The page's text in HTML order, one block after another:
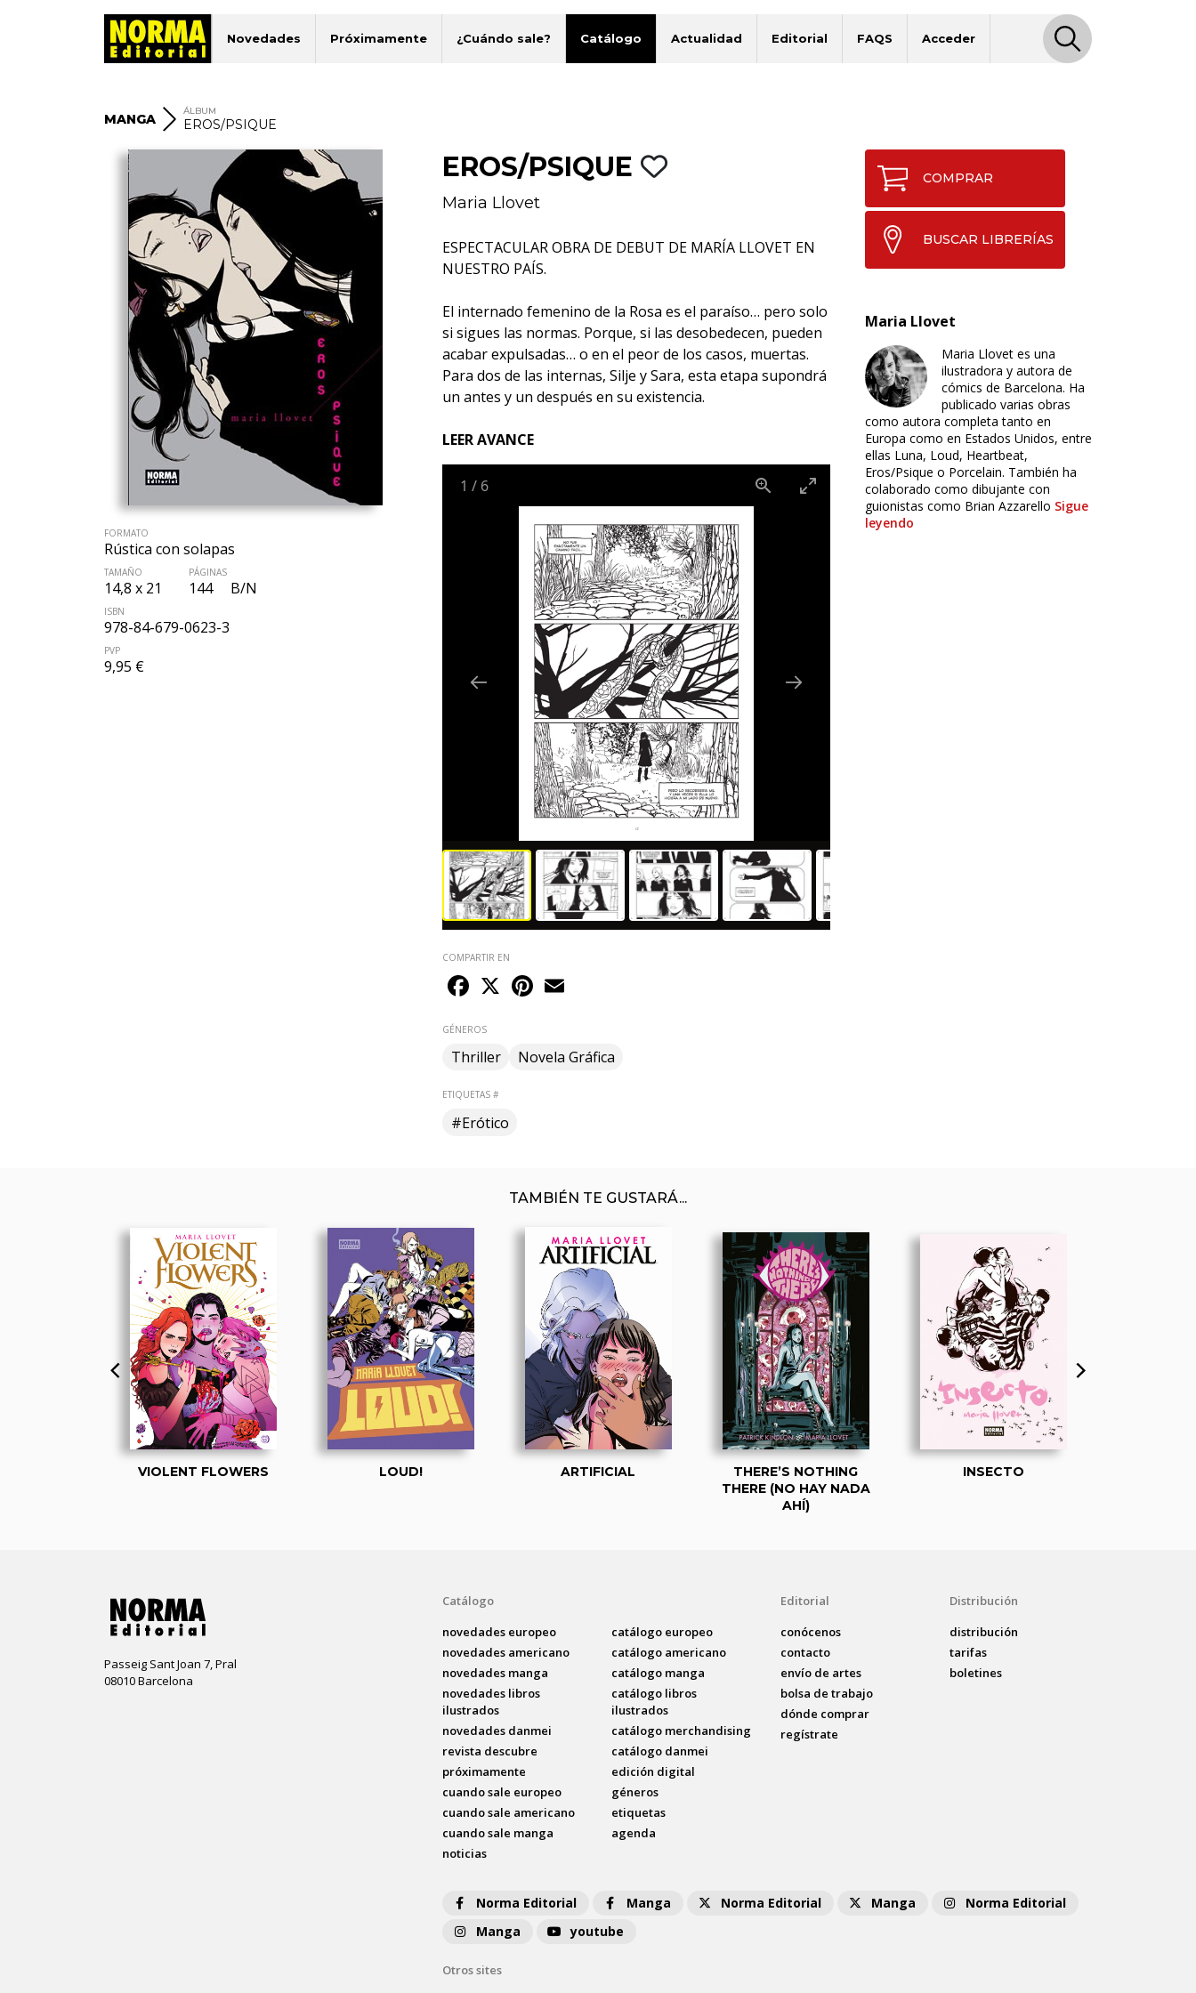
Novedades Próximamente ¿Cuándo sale? Catálogo Actualidad Editorial FAQS Acceder
MANGA
ÁLBUM
EROS/PSIQUE
FORMATO
Rústica con solapas
TAMAÑO
14,8 x 21
PÁGINAS
144 B/N
ISBN
978-84-679-0623-3
PVP
9,95 €
EROS/PSIQUE
Maria Llovet
ESPECTACULAR OBRA DE DEBUT DE MARÍA LLOVET EN
NUESTRO PAÍS.
El internado femenino de la Rosa es el paraíso… pero solo
si sigues las normas. Porque, si las desobedecen, pueden
acabar expulsadas… o en el peor de los casos, muertas.
Para dos de las internas, Silje y Sara, esta etapa supondrá
un antes y un después en su existencia.
LEER AVANCE
1 / 6
COMPARTIR EN
Facebook
X Pinterest
GÉNEROS
Thriller Novela Gráfica
ETIQUETAS #
#Erótico
COMPRAR
BUSCAR LIBRERÍAS
Maria Llovet
Maria Llovet es una
ilustradora y autora de
cómics de Barcelona. Ha
publicado varias obras
como autora completa tanto en
Europa como en Estados Unidos, entre
ellas Luna, Loud, Heartbeat,
Eros/Psique o Porcelain. También ha
colaborado como dibujante con
guionistas como Brian Azzarello Sigue
leyendo
TAMBIÉN TE GUSTARÁ...
VIOLENT FLOWERS LOUD! ARTIFICIAL
THERE’S NOTHING
THERE (NO HAY NADA
AHÍ)
INSECTO
Passeig Sant Joan 7, Pral
08010 Barcelona
Catálogo
novedades europeo
novedades americano
novedades manga
novedades libros
ilustrados
novedades danmei
revista descubre
próximamente
cuando sale europeo
cuando sale americano
cuando sale manga
noticias
catálogo europeo
catálogo americano
catálogo manga
catálogo libros
ilustrados
catálogo merchandising
catálogo danmei
edición digital
géneros
etiquetas
agenda
Editorial
conócenos
contacto
envío de artes
bolsa de trabajo
dónde comprar
regístrate
Distribución
distribución
tarifas
boletines
Norma Editorial Manga Norma Editorial Manga
Norma Editorial
Manga
youtube
Otros sites